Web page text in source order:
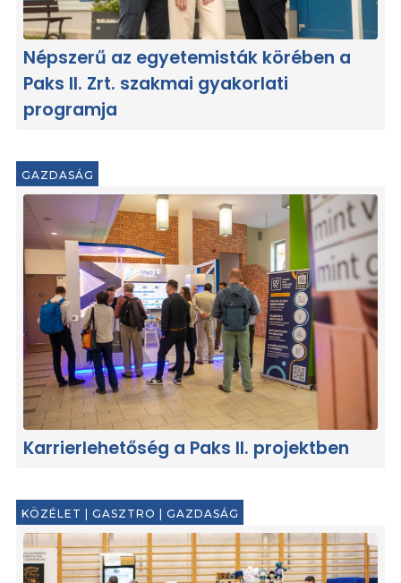
Népszerű az egyetemisták körében a
Paks II. Zrt. szakmai gyakorlati
programja
GAZDASÁG
Karrierlehetőség a Paks II. projektben
KÖZÉLET | GASZTRO | GAZDASÁG